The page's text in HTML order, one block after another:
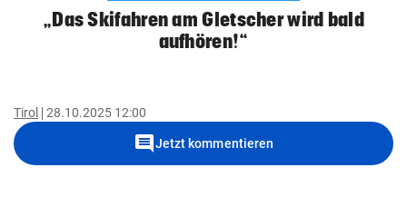
„Das Skifahren am Gletscher wird bald
aufhören!“
Tirol 28.10.2025 12:00
commentJetzt kommentieren